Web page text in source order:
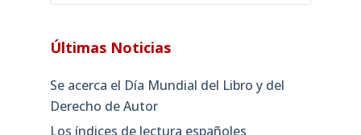
Últimas Noticias
Se acerca el Día Mundial del Libro y del
Derecho de Autor
Los índices de lectura españoles